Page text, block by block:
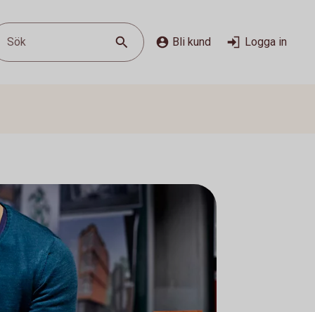
Sök Bli kund Logga in